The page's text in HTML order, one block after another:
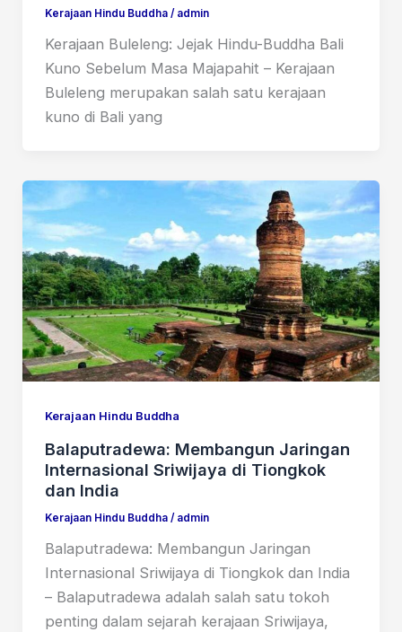
Kerajaan Hindu Buddha/ admin
Kerajaan Buleleng: Jejak Hindu-Buddha Bali
Kuno Sebelum Masa Majapahit – Kerajaan
Buleleng merupakan salah satu kerajaan
kuno di Bali yang
Kerajaan Hindu Buddha
Balaputradewa: Membangun Jaringan
Internasional Sriwijaya di Tiongkok
dan India
Kerajaan Hindu Buddha/ admin
Balaputradewa: Membangun Jaringan
Internasional Sriwijaya di Tiongkok dan India
– Balaputradewa adalah salah satu tokoh
penting dalam sejarah kerajaan Sriwijaya,